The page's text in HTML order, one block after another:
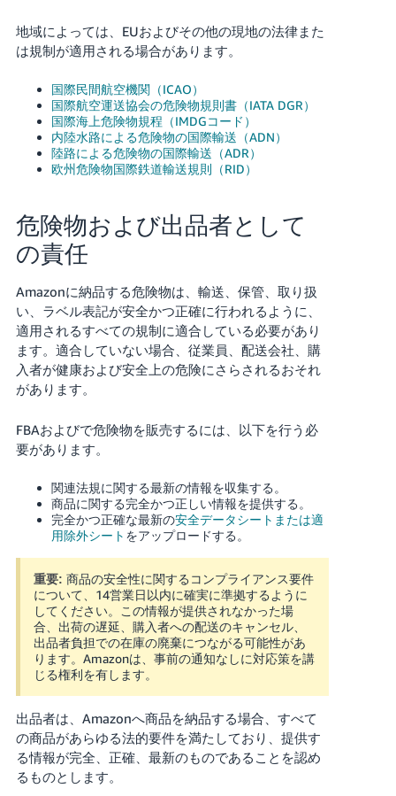
地域によっては、EUおよびその他の現地の法律また
は規制が適用される場合があります。
国際民間航空機関（ICAO）
国際航空運送協会の危険物規則書（IATA DGR）
国際海上危険物規程（IMDGコード）
内陸水路による危険物の国際輸送（ADN）
陸路による危険物の国際輸送（ADR）
欧州危険物国際鉄道輸送規則（RID）
危険物および出品者として
の責任
Amazonに納品する危険物は、輸送、保管、取り扱
い、ラベル表記が安全かつ正確に行われるように、
適用されるすべての規制に適合している必要があり
ます。適合していない場合、従業員、配送会社、購
入者が健康および安全上の危険にさらされるおそれ
があります。
FBAおよびで危険物を販売するには、以下を行う必
要があります。
関連法規に関する最新の情報を収集する。
商品に関する完全かつ正しい情報を提供する。
完全かつ正確な最新の安全データシートまたは適
用除外シート をアップロードする。
重要: 商品の安全性に関するコンプライアンス要件
について、14営業日以内に確実に準拠するように
してください。この情報が提供されなかった場
合、出荷の遅延、購入者への配送のキャンセル、
出品者負担での在庫の廃棄につながる可能性があ
ります。Amazonは、事前の通知なしに対応策を講
じる権利を有します。
出品者は、Amazonへ商品を納品する場合、すべて
の商品があらゆる法的要件を満たしており、提供す
る情報が完全、正確、最新のものであることを認め
るものとします。